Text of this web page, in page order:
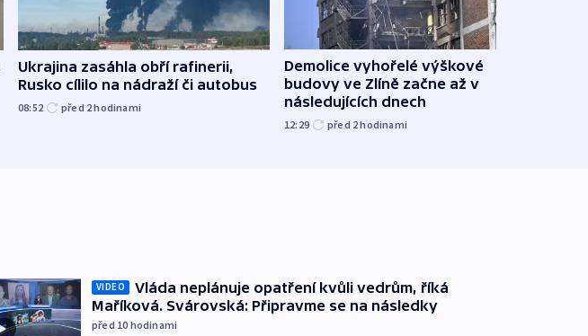
Ukrajina zasáhla obří rafinerii,
Rusko cílilo na nádraží či autobus
08:52 před 2hodinami
Demolice vyhořelé výškové
budovy ve Zlíně začne až v
následujících dnech
12:29 před 2hodinami
VIDEO
Vláda neplánuje opatření kvůli vedrům, říká
Maříková. Svárovská: Připravme se na následky
před 10 hodinami